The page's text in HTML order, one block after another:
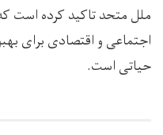
ملل متحد تاکید کرده است
اجتماعی و اقتصادی برای
حیاتی است.